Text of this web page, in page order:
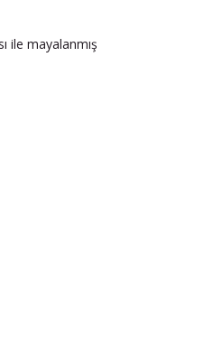
ile mayalanmış